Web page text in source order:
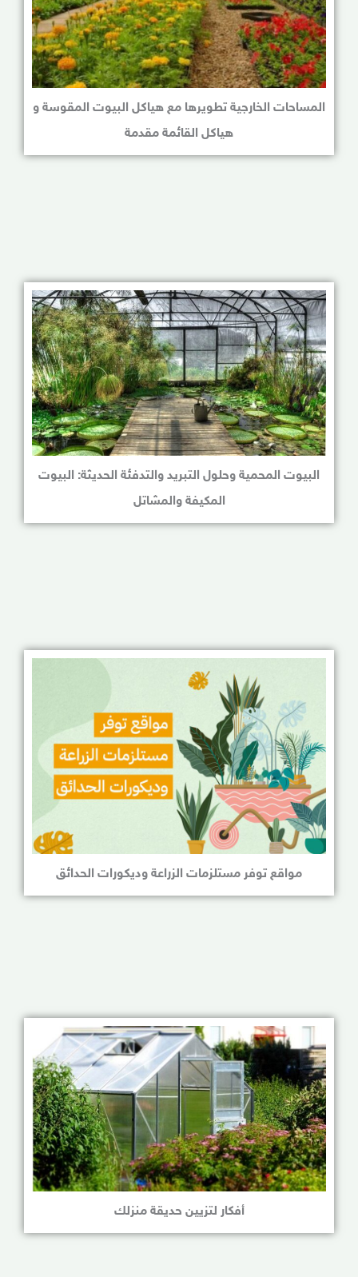
المساحات الخارجية تطويرها مع هياكل البيوت المقوسة و
هياكل القائمة مقدمة
البيوت المحمية وحلول التبريد والتدفئة الحديثة: البيوت
المكيفة والمشاتل
مواقع توفر مستلزمات الزراعة وديكورات الحدائق
أفكار لتزيين حديقة منزلك